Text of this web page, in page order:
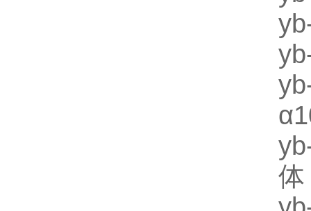
体